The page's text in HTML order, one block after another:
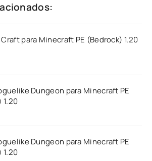
para Minecraft PE (Bedrock) 1.20
Dungeon para Minecraft PE
1.20
Dungeon para Minecraft PE
1.20